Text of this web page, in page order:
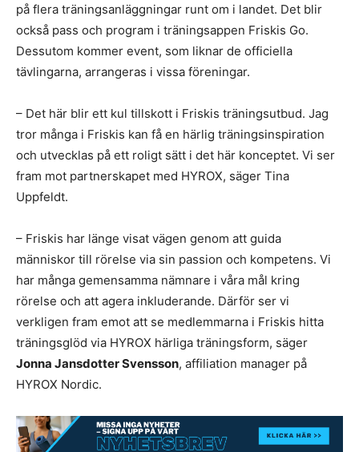
på flera träningsanläggningar runt om i landet. Det blir
också pass och program i träningsappen Friskis Go.
Dessutom kommer event, som liknar de officiella
tävlingarna, arrangeras i vissa föreningar.
– Det här blir ett kul tillskott i Friskis träningsutbud. Jag
tror många i Friskis kan få en härlig träningsinspiration
och utvecklas på ett roligt sätt i det här konceptet. Vi ser
fram mot partnerskapet med HYROX, säger Tina
Uppfeldt.
– Friskis har länge visat vägen genom att guida
människor till rörelse via sin passion och kompetens. Vi
har många gemensamma nämnare i våra mål kring
rörelse och att agera inkluderande. Därför ser vi
verkligen fram emot att se medlemmarna i Friskis hitta
träningsglöd via HYROX härliga träningsform, säger
Jonna Jansdotter Svensson, affiliation manager på
HYROX Nordic.